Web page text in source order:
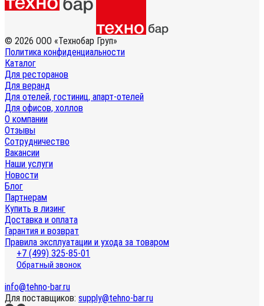
© 2026 ООО «Технобар Груп»
Политика конфиденциальности
Каталог
Для ресторанов
Для веранд
Для отелей, гостиниц, апарт-отелей
Для офисов, холлов
О компании
Отзывы
Сотрудничество
Вакансии
Наши услуги
Новости
Блог
Партнерам
Купить в лизинг
Доставка и оплата
Гарантия и возврат
Правила эксплуатации и ухода за товаром
+7 (499) 325-85-01
Обратный звонок
info@tehno-bar.ru
Для поставщиков: supply@tehno-bar.ru